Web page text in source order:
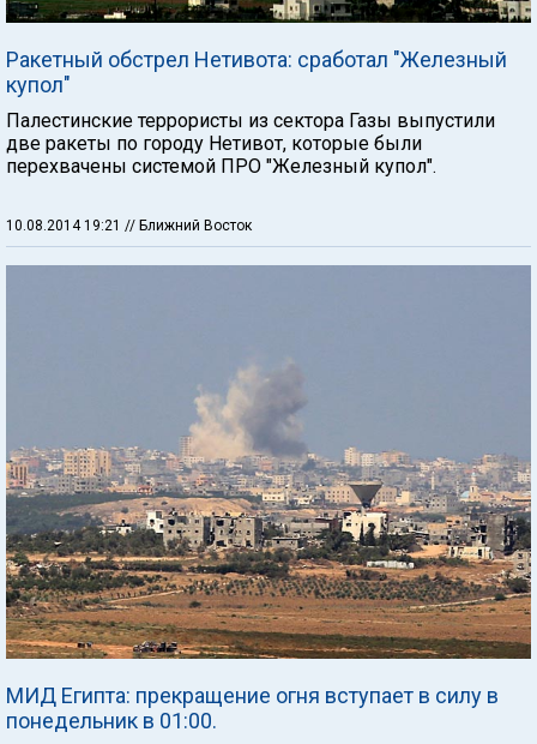
Ракетный обстрел Нетивота: сработал "Железный
купол"
Палестинские террористы из сектора Газы выпустили
две ракеты по городу Нетивот, которые были
перехвачены системой ПРО "Железный купол".
10.08.2014 19:21 // Ближний Восток
МИД Египта: прекращение огня вступает в силу в
понедельник в 01:00.